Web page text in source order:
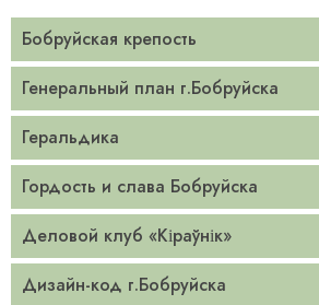
Бобруйская крепость
Генеральный план г.Бобруйска
Геральдика
Гордость и слава Бобруйска
Деловой клуб «Кіраўнік»
Дизайн-код г.Бобруйска